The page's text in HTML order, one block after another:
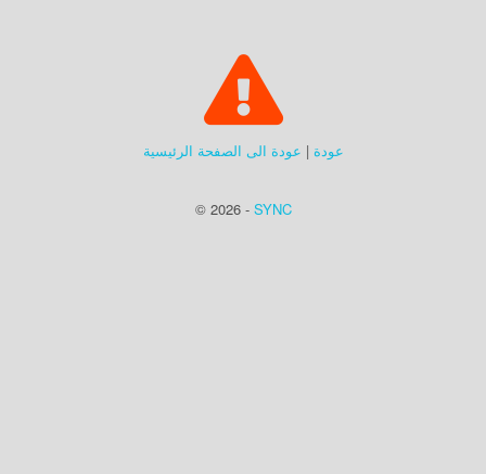
عودة | عودة الى الصفحة الرئيسية
© 2026 - SYNC